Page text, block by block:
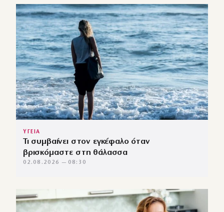
ΥΓΕΙΑ
Τι συμβαίνει στον εγκέφαλο όταν
βρισκόμαστε στη θάλασσα
02.08.2026 — 08:30